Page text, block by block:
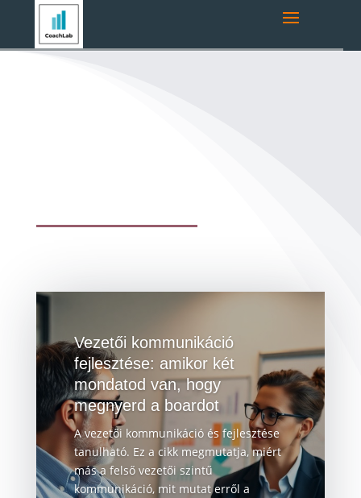
Vezetői kommunikáció
fejlesztése: amikor két
mondatod van, hogy
megnyerd a boardot
A vezetői kommunikáció és fejlesztése
tanulható. Ez a cikk megmutatja, miért
más a felső vezetői szintű
kommunikáció, mit mutat erről a